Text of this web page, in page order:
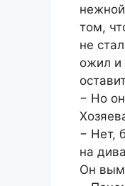
том,
не
ожил и
− Но
− Нет,
на
Он